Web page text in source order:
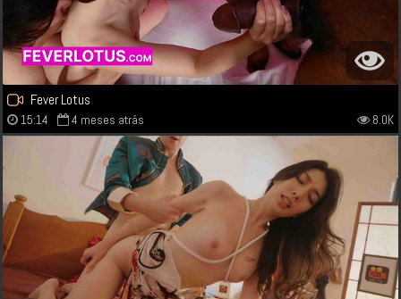
Fever Lotus
15:14 4 meses atrás 8.0K